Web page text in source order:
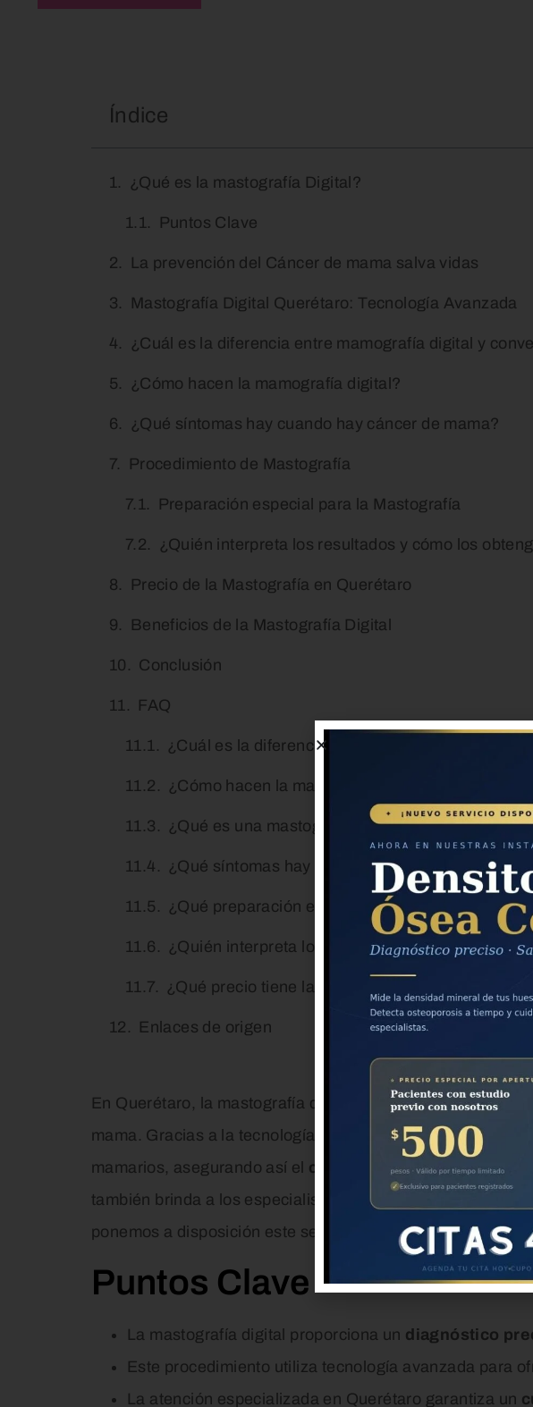
Índice
¿Qué es la mastografía Digital?
Puntos Clave
La prevención del Cáncer de mama salva vidas
Mastografía Digital Querétaro: Tecnología Avanzada
¿Cuál es la diferencia entre mamografía digital y
¿Cómo hacen la mamografía digital?
¿Qué síntomas hay cuando hay cáncer de mama?
Procedimiento de Mastografía
Preparación especial para la Mastografía
¿Quién interpreta los resultados y cómo los
Precio de la Mastografía en Querétaro
Beneficios de la Mastografía Digital
Conclusión
FAQ
¿Cuál es la diferencia entre mamografía digital y
¿Cómo hacen la mamografía digital?
¿Qué es una mastografía digital?
¿Qué síntomas hay cuando hay cáncer de
¿Qué preparación especial se necesita para la
¿Quién interpreta los resultados y cómo los
¿Qué precio tiene la mastografía digital en
Enlaces de origen
En Querétaro, la mastografía digital se ha convertido en
mama. Gracias a la tecnología avanzada, podemos ofrecer
mamarios, asegurando así el cuidado en saludde
también brinda a los especialistas información vital para
ponemos a disposición este servicio de calidad en
Puntos Clave
La mastografía digital proporciona un diagnóstico
Este procedimiento utiliza tecnología avanzada para
La atención especializada en Querétaro garantiza un